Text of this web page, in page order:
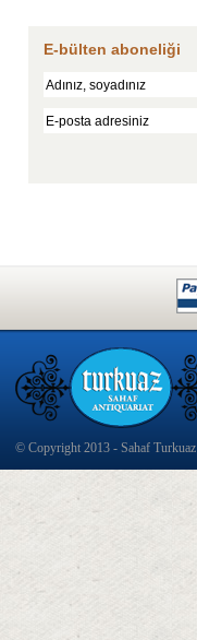
E-bülten aboneliği
© Copyright 2013 - Sahaf Turkuaz